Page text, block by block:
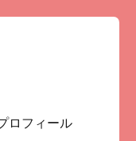
ロフィール